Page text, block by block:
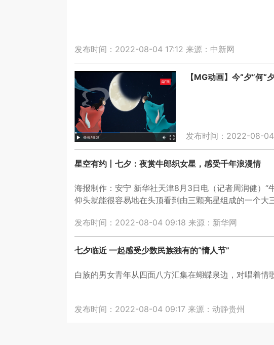
发布时间：2022-08-04 17:12 来源：中新网
【MG动画】今“夕”何
发布时间：2022-08-04
星空有约丨七夕：夜赏牛郎织女星，感受千年浪漫情
海报制作：安宁 新华社天津8月3日电（记者周润健）
仰头就能很容易地在头顶看到由三颗亮星组成的一个
发布时间：2022-08-04 09:18 来源：新华网
七夕临近 一起感受少数民族独有的“情人节”
白族的男女青年从四面八方汇集在蝴蝶泉边，对唱着情
发布时间：2022-08-04 09:17 来源：动静贵州